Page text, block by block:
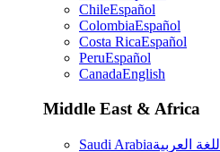
ChileEspañol
ColombiaEspañol
Costa RicaEspañol
PeruEspañol
CanadaEnglish
Middle East & Africa
Saudi Arabiaاللغة العربية